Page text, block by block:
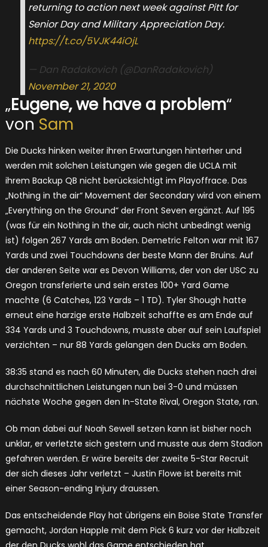
returning to action next week against Pitt for
Senior Day and Military Appreciation Day.
https://t.co/5VJK44iOjL
— Dan Radakovich (@DanRadakovich)
November 21, 2020
„Eugene, we have a problem“
von Sam
Die Ducks hinken weiter ihren Erwartungen hinterher und
werden mit solchen Leistungen wie gegen die UCLA mit
ihrem Backup QB nicht berücksichtigt im Playoffrace. Das
„Nothing in the air“ Movement der Secondary wird von einem
„Everything on the Ground“ der Front Seven ergänzt. Auf 195
(was für ein Nothing in the air, auch nicht unbedingt wenig
ist) folgen 267 Yards am Boden. Demetric Felton war mit 167
Yards und zwei Touchdowns der beste Mann der Bruins. Auf
der anderen Seite war es Devon Williams, der von der USC zu
Oregon transferierte und sein erstes 100+ Yard Game
machte (6 Catches, 123 Yards – 1 TD). Tyler Shough hatte
erneut eine harzige erste Halbzeit schaffte es am Ende auf
334 Yards und 3 Touchdowns, musste aber auf sein Laufspiel
verzichten – nur 88 Yards gelangen den Ducks am Boden.
38:35 stand es nach 60 Minuten, die Ducks stehen nach drei
durchschnittlichen Leistungen nun bei 3-0 und müssen
nächste Woche gegen den In-State Rival, Oregon State, ran.
Ob man dabei auf Noah Sewell setzen kann ist bisher noch
unklar, er verletzte sich gestern und musste aus dem Stadion
gefahren werden. Er wäre bereits der zweite 5-Star Recruit
der sich dieses Jahr verletzt – Justin Flowe ist bereits mit
einer Season-ending Injury draussen.
Das entscheidende Play hat übrigens ein Boise State Transfer
gemacht, Jordan Happle mit dem Pick 6 kurz vor der Halbzeit